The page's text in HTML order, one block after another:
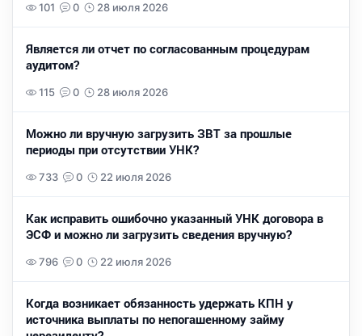
101 0 28 июля 2026
Является ли отчет по согласованным процедурам
аудитом?
115 0 28 июля 2026
Можно ли вручную загрузить ЗВТ за прошлые
периоды при отсутствии УНК?
733 0 22 июля 2026
Как исправить ошибочно указанный УНК договора в
ЭСФ и можно ли загрузить сведения вручную?
796 0 22 июля 2026
Когда возникает обязанность удержать КПН у
источника выплаты по непогашенному займу